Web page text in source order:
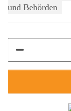
und Behörden